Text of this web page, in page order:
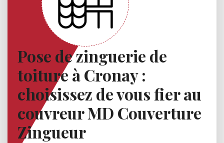
Pose de zinguerie de
toiture à Cronay :
choisissez de vous fier au
couvreur MD Couverture
Zingueur